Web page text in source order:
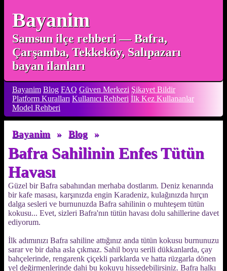
Bayanim
Samsun ilçe rehberi — Bafra,
Çarşamba, Tekkeköy, Salıpazarı
bayan ilanları
Bayanim Blog FAQ Güven Merkezi Şikayet Bildir
Platform Kuralları Kullanıcı Rehberi İlk Kez Kullananlar
Model Rehberi
Bayanim » Blog »
Bafra Sahilinin Enfes Tütün
Havası
Güzel bir Bafra sabahından merhaba dostlarım. Deniz kenarında
bir kafe masası, karşınızda engin Karadeniz, kulağınızda hırçın
dalga sesleri ve burnunuzda Bafra sahilinin o muhteşem tütün
kokusu... Evet, sizleri Bafra'nın tütün havası dolu sahillerine davet
ediyorum.
İlk adımınızı Bafra sahiline attığınız anda tütün kokusu burnunuzu
sarar ve bir daha asla çıkmaz. Sahil boyu serili dükkanlarda, çay
bahçelerinde, rengarenk çiçekli parklarda ve hatta rüzgarla dönen
yel değirmenlerinde dahi bu kokuyu hissedebilirsiniz. Bafra halkı